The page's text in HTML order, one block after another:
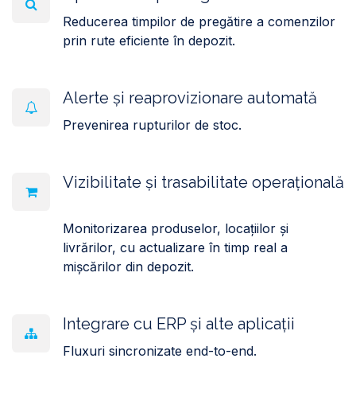
Reducerea timpilor de pregătire a comenzilor
prin rute eficiente în depozit.
Alerte și reaprovizionare automată
Prevenirea rupturilor de stoc.
Vizibilitate și trasabilitate operațională
Monitorizarea produselor, locațiilor și
livrărilor, cu actualizare în timp real a
mișcărilor din depozit.
Integrare cu ERP și alte aplicații
Fluxuri sincronizate end-to-end.